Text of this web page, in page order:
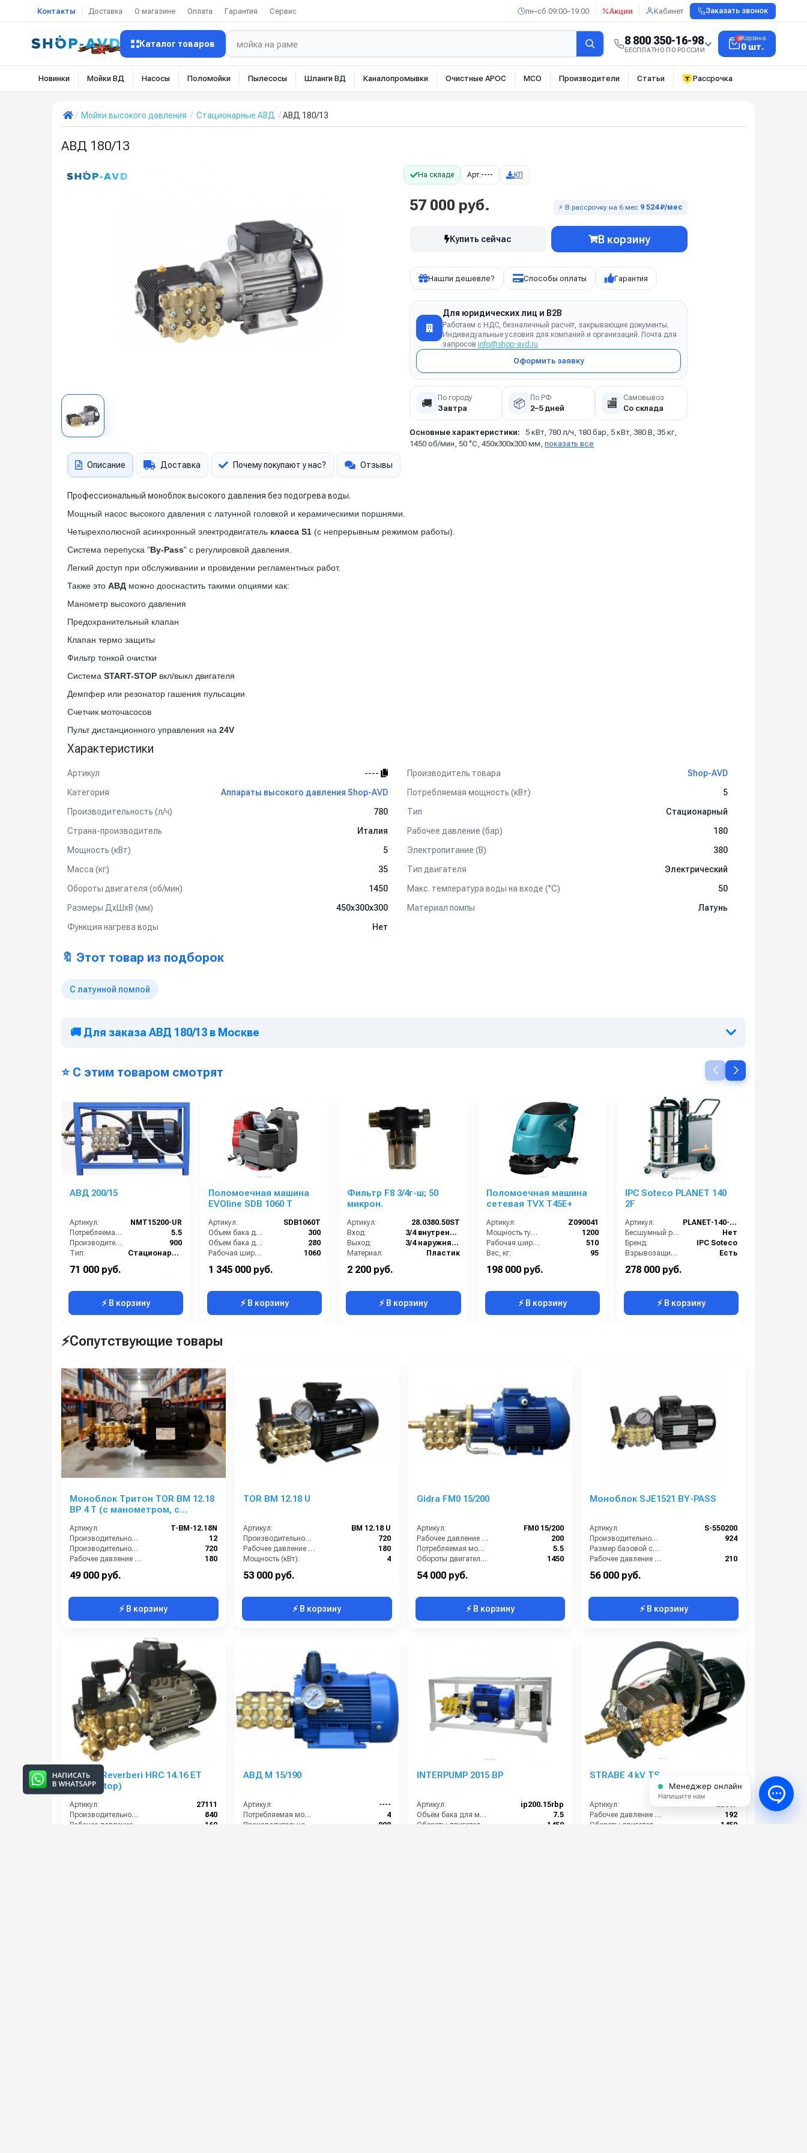
Контакты Доставка О магазине Оплата Гарантия Сервис пн–сб 09:00–19:00 Акции Кабинет Заказать звонок
Каталог товаров 8 800 350-16-98
БЕСПЛАТНО ПО РОССИИ
0Корзина
0 шт.
Новинки Мойки ВД Насосы Поломойки Пылесосы Шланги ВД Каналопромывки Очистные АРОС МСО Производители Статьи Рассрочка
Мойки высокого давления Стационарные АВД АВД 180/13
АВД 180/13
На складе Арт:---- КП
57 000 руб. ⚡ В рассрочку на 6 мес 9 524 ₽/мес
Купить сейчас В корзину
Нашли дешевле? Способы оплаты Гарантия
Для юридических лиц и B2B
Работаем с НДС, безналичный расчёт, закрывающие документы.
Индивидуальные условия для компаний и организаций. Почта для
запросов info@shop-avd.ru
Оформить заявку
🚚 По городу
Завтра 📦 По РФ
2–5 дней 🏬 Самовывоз
Со склада
Основные характеристики:
5 кВт, 780 л/ч, 180 бар, 5 кВт, 380 В, 35 кг,
1450 об/мин, 50 °C, 450х300х300 мм, показать все
Описание Доставка Почему покупают у нас? Отзывы
Профессиональный моноблок высокого давления без подогрева воды.
Мощный насос высокого давления с латунной головкой и керамическими поршнями.
Четырехполюсной асинхронный электродвигатель класса S1 (с непрерывным режимом работы).
Система перепуска "By-Pass" с регулировкой давления.
Легкий доступ при обслуживании и провидении регламентных работ.
Также это АВД можно дооснастить такими опциями как:
Манометр высокого давления
Предохранительный клапан
Клапан термо защиты
Фильтр тонкой очистки
Система START-STOP вкл/выкл двигателя
Демпфер или резонатор гашения пульсации
Счетчик моточасосов
Пульт дистанционного управления на 24V
Характеристики
Артикул ---- Производитель товара
Shop-AVD
Категория
Аппараты высокого давления Shop-AVD Потребляемая мощность (кВт)
5
Производительность (л/ч)
780 Тип
Стационарный
Страна-производитель
Италия Рабочее давление (бар)
180
Мощность (кВт)
5 Электропитание (В)
380
Масса (кг)
35 Тип двигателя
Электрический
Обороты двигателя (об/мин)
1450 Макс. температура воды на входе (°C)
50
Размеры ДхШхВ (мм)
450х300х300 Материал помпы
Латунь
Функция нагрева воды
Нет
🔖 Этот товар из подборок
С латунной помпой
🚚 Для заказа АВД 180/13 в Москве
⭐ С этим товаром смотрят
АВД 200/15
Артикул:
NMT15200-UR
Потребляемая мощность (кВт):
5.5
Производительность (л/ч):
900
Тип:
Стационарный
Страна-производитель:
Рабочее давление (бар):
71 000 руб.
⚡ В корзину
Поломоечная машина
EVOline SDB 1060 T
Артикул:
SDB1060T
Объем бака для грязной воды, л:
300
Объем бака для чистой воды, л:
280
Рабочая ширина щетки, мм:
1060
Производительность по площади (м2/ч):
1 345 000 руб.
⚡ В корзину
Фильтр F8 3/4г-ш; 50
микрон.
Артикул:
28.0380.50ST
Вход:
3/4 внутренняя резьба
Выход:
3/4 наружняя резьба
Материал:
Пластик
Вес, кг:
2 200 руб.
⚡ В корзину
Поломоечная машина
сетевая TVX T45E+
Артикул:
Z090041
Мощность турбины (Вт):
1200
Рабочая ширина (мм):
510
Вес, кг:
95
Напряжение (В):
Производительность по площади (м2/ч):
198 000 руб.
⚡ В корзину
IPC Soteco PLANET 140
2F
Артикул:
PLANET-140-2F
Бесшумный режим работы:
Нет
Бренд:
IPC Soteco
Взрывозащищенное исполнение:
Есть
Возможность сбора жидкой грязи:
Длина всасывающей трубки:
278 000 руб.
⚡ В корзину
⚡Сопутствующие товары
Моноблок Тритон TOR ВМ 12.18
ВР 4 Т (с манометром, с
давления SVL17 170 бар, без
электрики)
Артикул:
T-BM-12.18N
Производительность (л/мин):
12
Производительность (л/ч):
720
Рабочее давление (бар):
180
Мощность (кВт):
49 000 руб.
⚡ В корзину
TOR BM 12.18 U
Артикул:
BM 12.18 U
Производительность (л/ч):
720
Рабочее давление (бар):
180
Мощность (кВт):
4
Электропитание (В):
53 000 руб.
⚡ В корзину
Gidra FM0 15/200
Артикул:
FM0 15/200
Рабочее давление (бар):
200
Потребляемая мощность (кВт):
5.5
Обороты двигателя (об/мин):
1450
54 000 руб.
⚡ В корзину
Моноблок SJE1521 BY-PASS
Артикул:
S-550200
Производительность (л/ч):
924
Размер базовой станции (ДхШхВ):
Рабочее давление (бар):
210
Мощность (кВт):
56 000 руб.
⚡ В корзину
Annovi Reverberi HRC 14.16 ET
(Total Stop)
Артикул:
27111
Производительность (л/ч):
840
160
АВД М 15/190
Артикул:
----
Потребляемая мощность (кВт):
4
Производительность (л/ч):
900
INTERPUMP 2015 BP
Артикул:
ip200.15rbp
Объём бака для моющего средства (л):
7.5
1450
STRABE 4 kV TS
Артикул:
Рабочее давление (бар):
192
1450
Менеджер онлайн
Напишите нам